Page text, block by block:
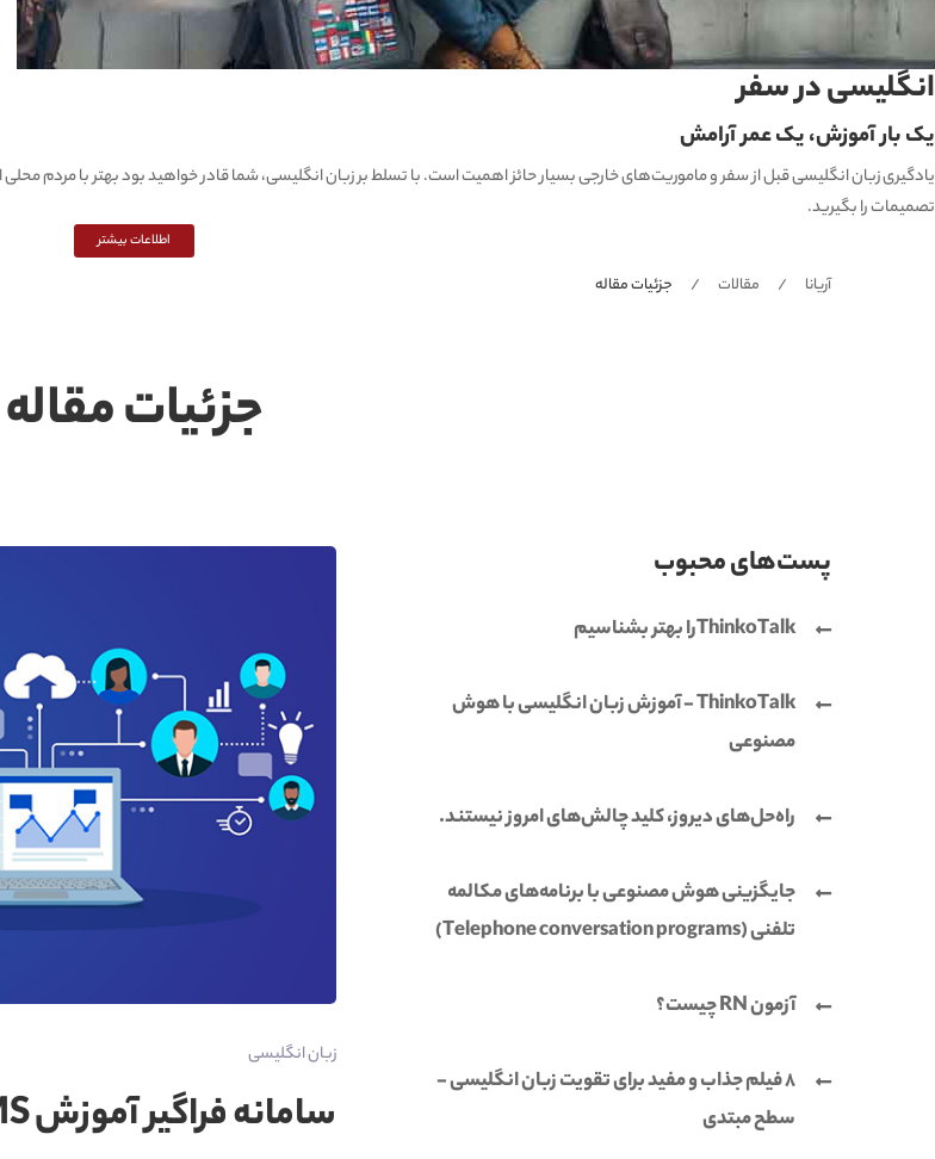
انگلیسی در سفر
یک بار آموزش، یک عمر آرامش
یادگیری زبان انگلیسی قبل از سفر و ماموریت‌های خارجی بسیار حائز اهمیت است. با تسلط بر زبان انگلیسی، شما قادر خواهید بود بهتر با مردم محلی
تصمیمات را بگیرید.
اطلاعات بیشتر
جزئیات مقاله
آریانا مقالات جزئیات مقاله
زبان انگلیسی
سامانه فراگیر آموزش LMS چیست؟
پست‌های محبوب
ThinkoTalkرا بهتر بشناسیم
ThinkoTalk - آموزش زبان انگلیسی با هوش
مصنوعی
راه‌حل‌های دیروز، کلید چالش‌های امروز نیستند.
جایگزینی هوش مصنوعی با برنامه‌های مکالمه
تلفنی (Telephone conversation programs)
آزمون RN چیست؟
8 فیلم جذاب و مفید برای تقویت زبان انگلیسی -
سطح مبتدی